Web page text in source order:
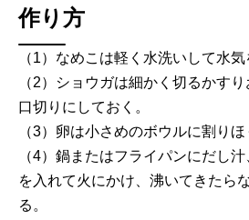
作り方
（1）なめこは軽く水洗いして水気
（2）ショウガは細かく切るかす
口切りにしておく。
（3）卵は小さめのボウルに割りほ
（4）鍋またはフライパンにだし
を入れて火にかけ、沸いてきたら
る。